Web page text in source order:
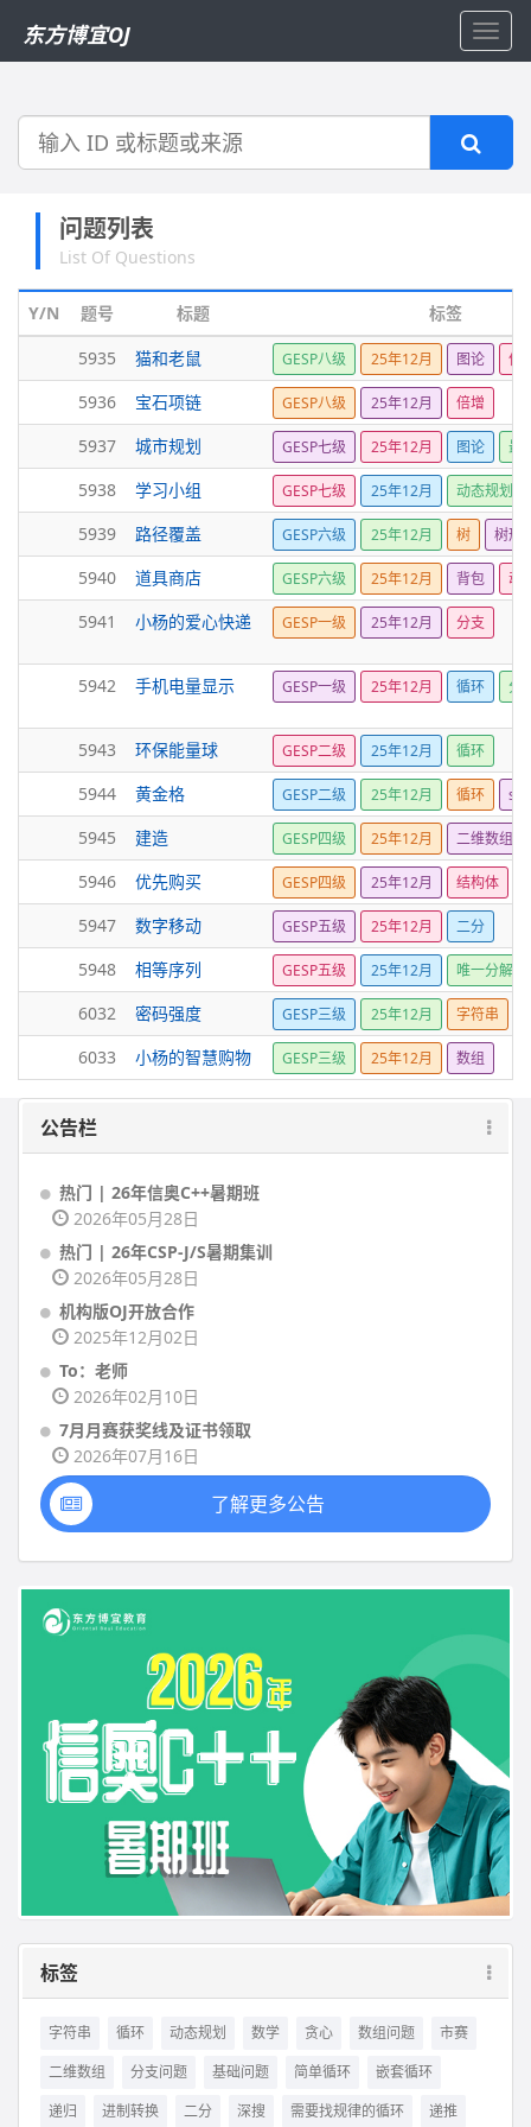
东方博宜OJ
搜
问题列表
List Of Questions
Y/N 题号 标题
标签
5935
猫和老鼠 GESP八级 25年12月 图论 优
5936 宝石项链 GESP八级 25年12月 倍增
5937 城市规划 GESP七级 25年12月 图论 最
5938 学习小组 GESP七级 25年12月 动态规划
5939 路径覆盖 GESP六级 25年12月 树 树形
5940 道具商店 GESP六级 25年12月 背包 动
5941 小杨的爱心快递 GESP一级 25年12月 分支
5942 手机电量显示 GESP一级 25年12月 循环 分
5943 环保能量球 GESP二级 25年12月 循环
5944 黄金格 GESP二级 25年12月 循环
5945 建造 GESP四级 25年12月 二维数组
5946 优先购买 GESP四级 25年12月 结构体
5947 数字移动 GESP五级 25年12月 二分
5948 相等序列 GESP五级 25年12月 唯一分解定
6032 密码强度 GESP三级 25年12月 字符串
6033 小杨的智慧购物 GESP三级 25年12月 数组
公告栏
热门 | 26年信奥C++暑期班
2026年05月28日
热门 | 26年CSP-J/S暑期集训
2026年05月28日
机构版OJ开放合作
2025年12月02日
To：老师
2026年02月10日
7月月赛获奖线及证书领取
2026年07月16日
了解更多公告
标签
字符串 循环 动态规划 数学 贪心 数组问题
市赛
二维数组
分支问题 基础问题 简单循环
嵌套循环
递归
进制转换 二分 深搜 需要找规律的循环 递推